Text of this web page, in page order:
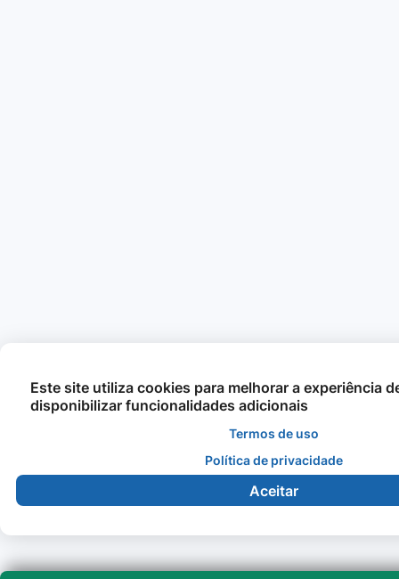
Este site utiliza cookies para melhorar a experiência
disponibilizar funcionalidades adicionais
Termos de uso
Política de privacidade
Aceitar